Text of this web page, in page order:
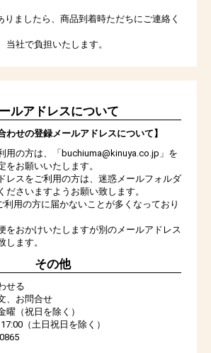
りましたら、商品到着時ただちにご連絡く
社で負担いたします。
ルアドレスについて
わせの登録メールアドレスについて】
用の方は、「buchiuma@kinuya.co.jp」を
をお願いいたします。
レスをご利用の方は、迷惑メールフォルダ
ださいますようお願い致します。
利用の方に届かないことが多くなっており
をおかけいたしますが別のメールアドレス
します。
その他
せる
、お問合せ
（祝日を除く）
（土日祝日を除く）